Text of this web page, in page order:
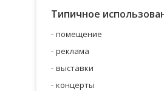
Типичное
помещение
реклама
выставки
концерты